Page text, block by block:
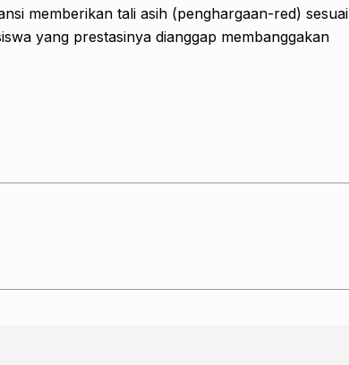
memberikan tali asih (penghargaan-red) sesuai
yang prestasinya dianggap membanggakan